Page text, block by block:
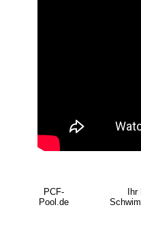
PCF-
Pool.de